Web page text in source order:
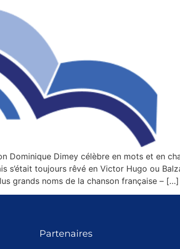
Dominique Dimey célèbre en mots et en
s’était toujours rêvé en Victor Hugo ou
grands noms de la chanson française – […]
Partenaires